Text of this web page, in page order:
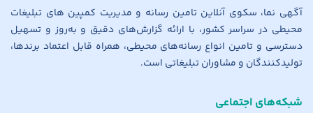
آگهی نما، سکوی آنلاین تامین رسانه و مدیریت کمپین های تبلیغات
محیطی در سراسر کشور، با ارائه گزارش‌های دقیق و به‌روز و تسهیل
دسترسی و تامین انواع رسانه‌های محیطی، همراه قابل اعتماد برندها،
تولیدکنندگان و مشاوران تبلیغاتی است.
شبکه‌های اجتماعی